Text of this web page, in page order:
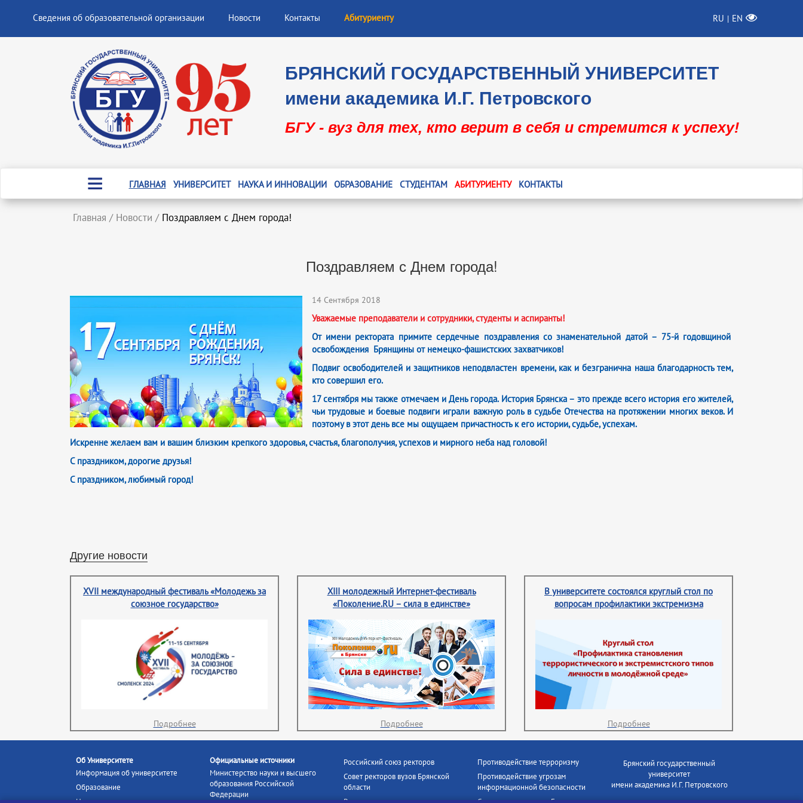
Сведения об образовательной организации Новости Контакты Абитуриенту RU | EN
БРЯНСКИЙ ГОСУДАРСТВЕННЫЙ УНИВЕРСИТЕТ
имени академика И.Г. Петровского
БГУ - вуз для тех, кто верит в себя и стремится к успеху!
ГЛАВНАЯ УНИВЕРСИТЕТ НАУКА И ИННОВАЦИИ ОБРАЗОВАНИЕ СТУДЕНТАМ АБИТУРИЕНТУ КОНТАКТЫ
Главная / Новости / Поздравляем с Днем города!
Поздравляем с Днем города!
14 Сентября 2018
Уважаемые преподаватели и сотрудники, студенты и аспиранты!
От имени ректората примите сердечные поздравления со знаменательной датой – 75-й годовщиной
освобождения Брянщины от немецко-фашистских захватчиков!
Подвиг освободителей и защитников неподвластен времени, как и безгранична наша благодарность тем,
кто совершил его.
17 сентября мы также отмечаем и День города. История Брянска – это прежде всего история его жителей,
чьи трудовые и боевые подвиги играли важную роль в судьбе Отечества на протяжении многих веков. И
поэтому в этот день все мы ощущаем причастность к его истории, судьбе, успехам.
Искренне желаем вам и вашим близким крепкого здоровья, счастья, благополучия, успехов и мирного неба над головой!
С праздником, дорогие друзья!
С праздником, любимый город!
Другие новости
XVII международный фестиваль «Молодежь за
союзное государство»
Подробнее
XIII молодежный Интернет-фестиваль
«Поколение.RU – сила в единстве»
Подробнее
В университете состоялся круглый стол по
вопросам профилактики экстремизма
Подробнее
Об Университете
Информация об университете
Образование
Официальные источники
Министерство науки и высшего
образования Российской
Федерации
Российский союз ректоров
Совет ректоров вузов Брянской
области
Противодействие терроризму
Противодействие угрозам
информационной безопасности
Брянский государственный
университет
имени академика И.Г. Петровского